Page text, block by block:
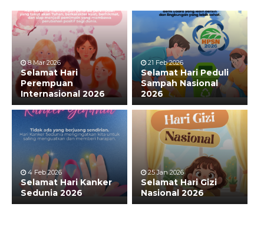
8 Mar 2026
Selamat Hari
Perempuan
Internasional 2026
21 Feb 2026
Selamat Hari Peduli
Sampah Nasional
2026
4 Feb 2026
Selamat Hari Kanker
Sedunia 2026
25 Jan 2026
Selamat Hari Gizi
Nasional 2026